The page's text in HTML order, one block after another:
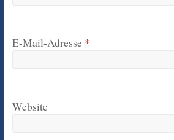
E-Mail-Adresse *
Website